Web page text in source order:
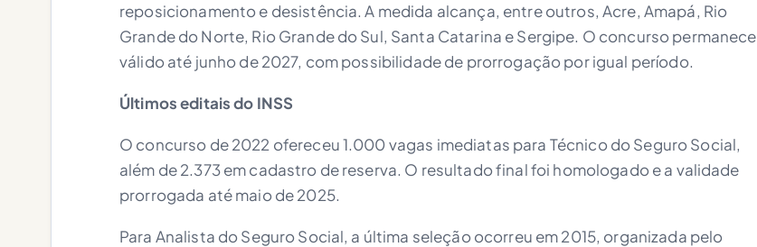
reposicionamento e desistência. A medida alcança, entre outros, Acre, Amapá, Rio
Grande do Norte, Rio Grande do Sul, Santa Catarina e Sergipe. O concurso permanece
válido até junho de 2027, com possibilidade de prorrogação por igual período.
Últimos editais do INSS
O concurso de 2022 ofereceu 1.000 vagas imediatas para Técnico do Seguro Social,
além de 2.373 em cadastro de reserva. O resultado final foi homologado e a validade
prorrogada até maio de 2025.
Para Analista do Seguro Social, a última seleção ocorreu em 2015, organizada pelo